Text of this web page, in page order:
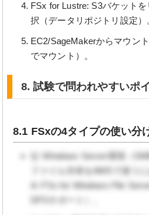
FSx for Lustre: S3バケット
択（データリポジトリ設定）
EC2/SageMakerからマウン
でマウント）。
8. 試験で問われやすいポ
8.1 FSxの4タイプの使い分
Q: Windows Server環境（
ファイル共有をAWSで使うに
A: FSx for Windows File